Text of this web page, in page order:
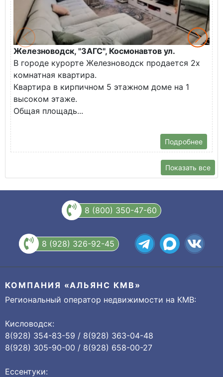
Железноводск, "ЗАГС", Космонавтов ул.
В городе курорте Железноводск продается 2х
комнатная квартира.
Квартира в кирпичном 5 этажном доме на 1
высоком этаже.
Общая площадь...
Подробнее
Показать все
8 (800) 350-47-60
8 (928) 326-92-45
КОМПАНИЯ «АЛЬЯНС КМВ»
Региональный оператор недвижимости на КМВ:
Кисловодск:
8(928) 354-83-59 / 8(928) 363-04-48
8(928) 305-90-00 / 8(928) 658-00-27
Ессентуки: